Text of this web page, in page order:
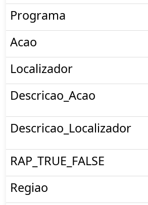
Programa
Acao
Localizador
Descricao_Acao
Descricao_Localizador
RAP_TRUE_FALSE
Regiao